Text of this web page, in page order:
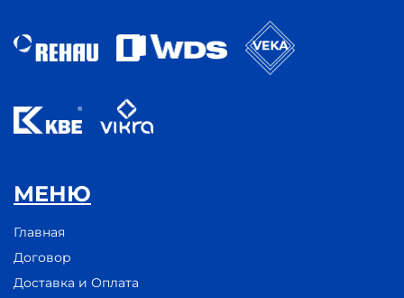
МЕНЮ
Главная
Договор
Доставка и Оплата